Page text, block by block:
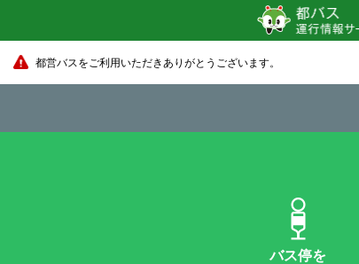
都営バスをご利用いただきありがとうございます。
バス停を